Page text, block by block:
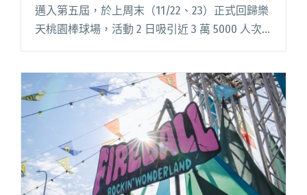
邁入第五屆，於上周末（11/22、23）正式回歸樂
天桃園棒球場，活動 2 日吸引近 3 萬 5000 人次
入場，盡情脫離日常、享受音樂與演出。 火球祭
"2025火球祭雙日精彩回顧：ELLEGARDEN重返火
舞台展真友誼、滅火器邀「大師兄」林智勝重返